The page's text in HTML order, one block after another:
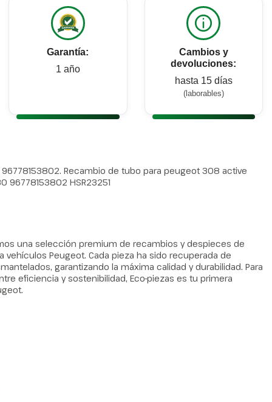
Garantía:
1 año
Cambios y
devoluciones:
hasta 15 días
(laborables)
96778153802. Recambio de tubo para peugeot 308 active
96778153802 HSR23251
una selección premium de recambios y despieces de
vehículos Peugeot. Cada pieza ha sido recuperada de
garantizando la máxima calidad y durabilidad. Para
eficiencia y sostenibilidad, Eco-piezas es tu primera